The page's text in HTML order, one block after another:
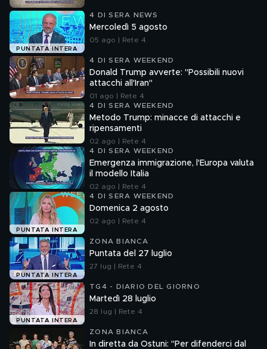
PUNTATA INTERA
4 DI SERA NEWS
Mercoledì 5 agosto
05 ago | Rete 4
4 DI SERA WEEKEND
Donald Trump avverte: "Possibili nuovi
attacchi all'Iran"
01 ago | Rete 4
4 DI SERA WEEKEND
Metodo Trump: minacce di attacchi e
ripensamenti
02 ago | Rete 4
4 DI SERA WEEKEND
Emergenza immigrazione, l'Europa valuta
il modello Italia
02 ago | Rete 4
PUNTATA INTERA
4 DI SERA WEEKEND
Domenica 2 agosto
02 ago | Rete 4
PUNTATA INTERA
ZONA BIANCA
Puntata del 27 luglio
27 lug | Rete 4
PUNTATA INTERA
TG4 - DIARIO DEL GIORNO
Martedì 28 luglio
28 lug | Rete 4
ZONA BIANCA
In diretta da Ostuni: "Per difenderci dal